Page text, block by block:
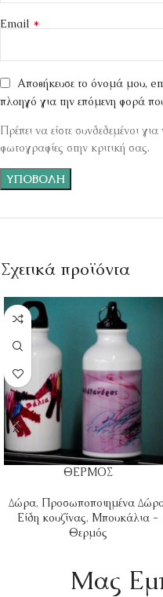
Email *
Αποθήκευσε το όνομά μου,
πλοηγό για την επόμενη φορά
Πρέπει να είστε συνδεδεμένοι
φωτογραφίες στην κριτική σας.
Σχετικά προϊόντα
ΘΕΡΜΟΣ
Δώρα, Προσωποποιημένα
Είδη κουζίνας, Μπουκάλια -
Θερμός
Mας